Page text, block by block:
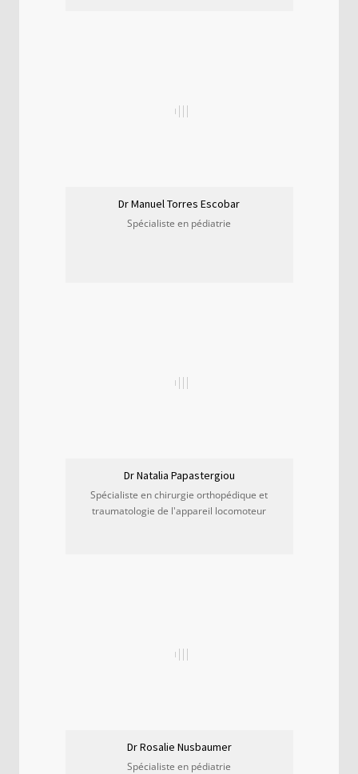
Dr Manuel Torres Escobar
Spécialiste en pédiatrie
Dr Natalia Papastergiou
Spécialiste en chirurgie orthopédique et
traumatologie de l'appareil locomoteur
Dr Rosalie Nusbaumer
Spécialiste en pédiatrie